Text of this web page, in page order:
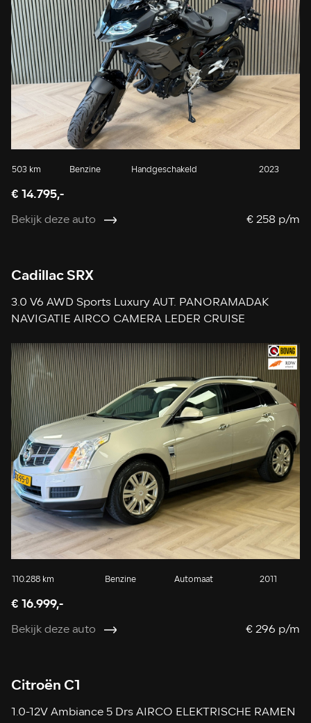
503 km Benzine Handgeschakeld 2023
€ 14.795,-
Bekijk deze auto € 258 p/m
Cadillac SRX
3.0 V6 AWD Sports Luxury AUT. PANORAMADAK
NAVIGATIE AIRCO CAMERA LEDER CRUISE
110.288 km Benzine Automaat 2011
€ 16.999,-
Bekijk deze auto € 296 p/m
Citroën C1
1.0-12V Ambiance 5 Drs AIRCO ELEKTRISCHE RAMEN